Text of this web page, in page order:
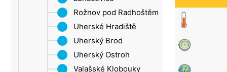
Rožnov pod Radhoštěm
Uherské Hradiště
Uherský Brod
Uherský Ostroh
Valašské Klobouky